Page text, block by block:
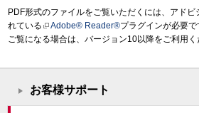
PDF形式のファイルをご覧いただくには、アド
れている
Adobe® Reader®プラグインが必要
ご覧になる場合は、バージョン10以降をご利用く
お客様サポート